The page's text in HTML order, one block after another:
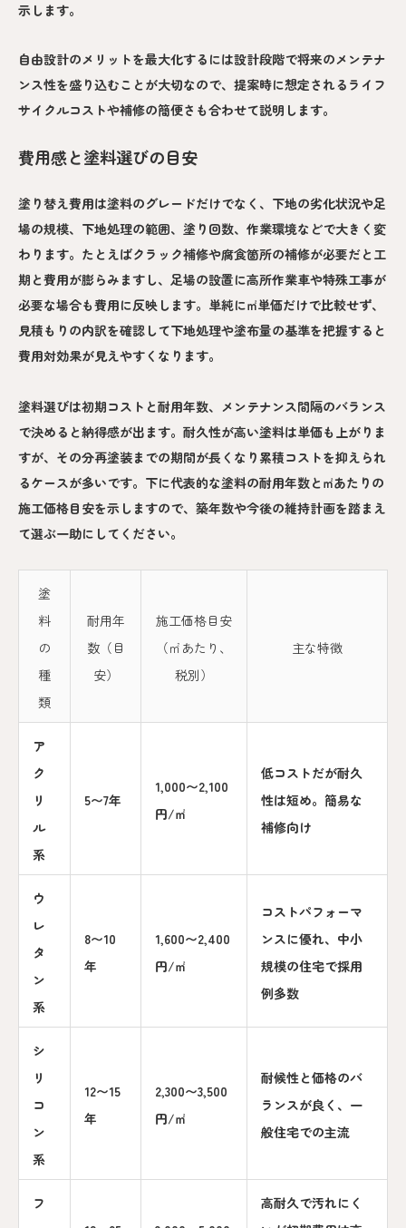
示します。
自由設計のメリットを最大化するには設計段階で将来のメンテナ
ンス性を盛り込むことが大切なので、提案時に想定されるライフ
サイクルコストや補修の簡便さも合わせて説明します。
費用感と塗料選びの目安
塗り替え費用は塗料のグレードだけでなく、下地の劣化状況や足
場の規模、下地処理の範囲、塗り回数、作業環境などで大きく変
わります。たとえばクラック補修や腐食箇所の補修が必要だと工
期と費用が膨らみますし、足場の設置に高所作業車や特殊工事が
必要な場合も費用に反映します。単純に㎡単価だけで比較せず、
見積もりの内訳を確認して下地処理や塗布量の基準を把握すると
費用対効果が見えやすくなります。
塗料選びは初期コストと耐用年数、メンテナンス間隔のバランス
で決めると納得感が出ます。耐久性が高い塗料は単価も上がりま
すが、その分再塗装までの期間が長くなり累積コストを抑えられ
るケースが多いです。下に代表的な塗料の耐用年数と㎡あたりの
施工価格目安を示しますので、築年数や今後の維持計画を踏まえ
て選ぶ一助にしてください。
塗
料
の
種
類
耐用年
数（目
安）
施工価格目安
（㎡あたり、
税別）
主な特徴
ア
ク
リ
ル
系
5〜7年
1,000〜2,100
円/㎡
低コストだが耐久
性は短め。簡易な
補修向け
ウ
レ
タ
ン
系
8〜10
年
1,600〜2,400
円/㎡
コストパフォーマ
ンスに優れ、中小
規模の住宅で採用
例多数
シ
リ
コ
ン
系
12〜15
年
2,300〜3,500
円/㎡
耐候性と価格のバ
ランスが良く、一
般住宅での主流
フ
高耐久で汚れにく